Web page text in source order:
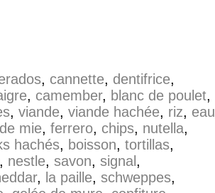
, cannette, dentifrice,
, camember, blanc de poulet,
, viande, viande hachée, riz, eau
mie, ferrero, chips, nutella,
hachés, boisson, tortillas,
, nestle, savon, signal ,
, la paille, schweppes,